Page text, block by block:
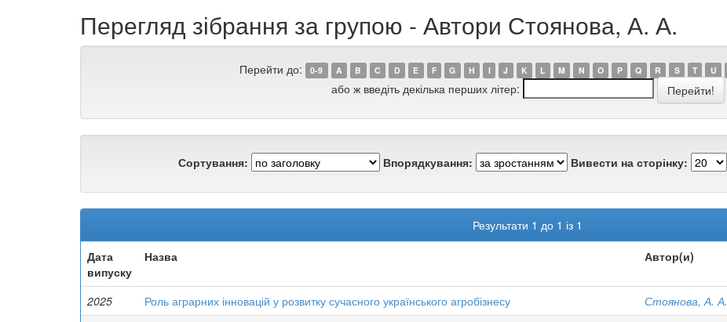
Перегляд зібрання за групою - Автори Стоянова, А. А.
Перейти до: 0-9 A B C D E F G H I J K L M N O P Q R S T U
або ж введіть декілька перших літер:
Сортування: Впорядкування: Вивести на сторінку:
Результати 1 до 1 із 1
Дата
випуску
Назва Автор(и)
2025 Роль аграрних інновацій у розвитку сучасного українського агробізнесу Стоянова, А. А.